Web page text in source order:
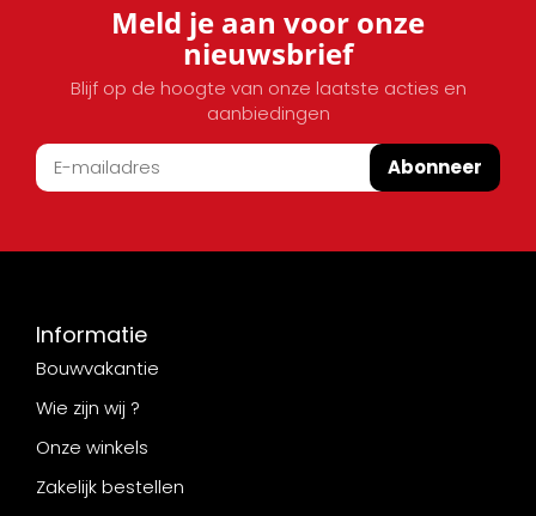
Meld je aan voor onze
nieuwsbrief
Blijf op de hoogte van onze laatste acties en
aanbiedingen
Abonneer
Informatie
Bouwvakantie
Wie zijn wij ?
Onze winkels
Zakelijk bestellen